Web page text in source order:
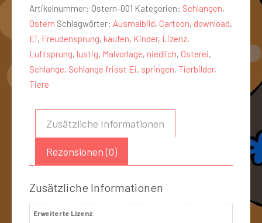
Artikelnummer: Ostern-001 Kategorien: Schlangen,
Ostern Schlagwörter: Ausmalbild, Cartoon, download,
Ei, Freudensprung, kaufen, Kinder, Lizenz,
Luftsprung, lustig, Malvorlage, niedlich, Osterei,
Schlange, Schlange frisst Ei, springen, Tierbilder,
Tiere
Zusätzliche Informationen
Rezensionen (0)
Zusätzliche Informationen
Erweiterte Lizenz